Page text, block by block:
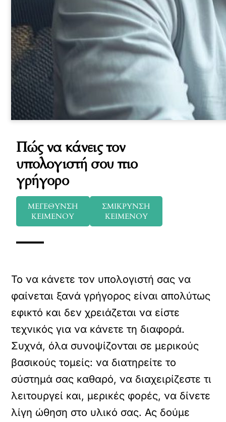
Πώς να κάνεις τον
υπολογιστή σου πιο
γρήγορο
ΜΕΓΕΘΥΝΣΗ
ΚΕΙΜΕΝΟΥ
ΣΜΙΚΡΥΝΣΗ
ΚΕΙΜΕΝΟΥ
Το να κάνετε τον υπολογιστή σας να
φαίνεται ξανά γρήγορος είναι απολύτως
εφικτό και δεν χρειάζεται να είστε
τεχνικός για να κάνετε τη διαφορά.
Συχνά, όλα συνοψίζονται σε μερικούς
βασικούς τομείς: να διατηρείτε το
σύστημά σας καθαρό, να διαχειρίζεστε τι
λειτουργεί και, μερικές φορές, να δίνετε
λίγη ώθηση στο υλικό σας. Ας δούμε